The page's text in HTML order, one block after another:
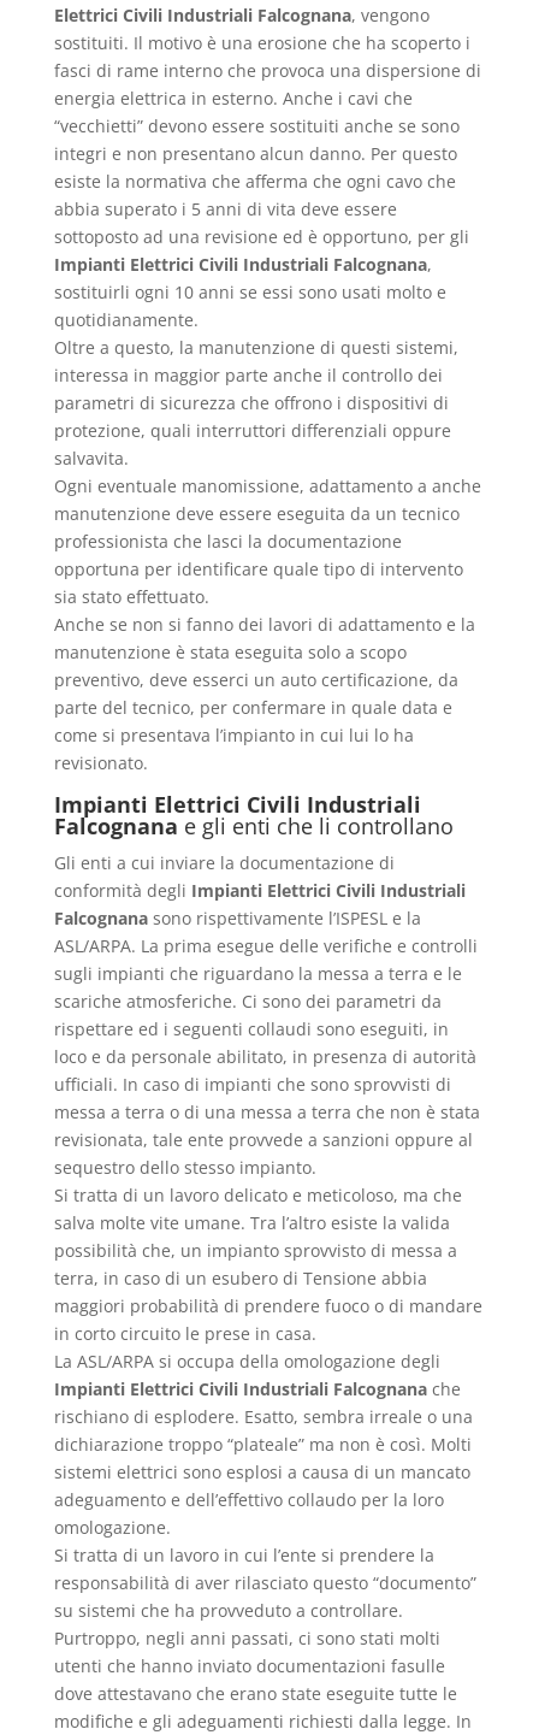
Elettrici Civili Industriali Falcognana, vengono
sostituiti. Il motivo è una erosione che ha scoperto i
fasci di rame interno che provoca una dispersione di
energia elettrica in esterno. Anche i cavi che
“vecchietti” devono essere sostituiti anche se sono
integri e non presentano alcun danno. Per questo
esiste la normativa che afferma che ogni cavo che
abbia superato i 5 anni di vita deve essere
sottoposto ad una revisione ed è opportuno, per gli
Impianti Elettrici Civili Industriali Falcognana,
sostituirli ogni 10 anni se essi sono usati molto e
quotidianamente.
Oltre a questo, la manutenzione di questi sistemi,
interessa in maggior parte anche il controllo dei
parametri di sicurezza che offrono i dispositivi di
protezione, quali interruttori differenziali oppure
salvavita.
Ogni eventuale manomissione, adattamento a anche
manutenzione deve essere eseguita da un tecnico
professionista che lasci la documentazione
opportuna per identificare quale tipo di intervento
sia stato effettuato.
Anche se non si fanno dei lavori di adattamento e la
manutenzione è stata eseguita solo a scopo
preventivo, deve esserci un auto certificazione, da
parte del tecnico, per confermare in quale data e
come si presentava l’impianto in cui lui lo ha
revisionato.
Impianti Elettrici Civili Industriali
Falcognana e gli enti che li controllano
Gli enti a cui inviare la documentazione di
conformità degli Impianti Elettrici Civili Industriali
Falcognanasono rispettivamente l’ISPESL e la
ASL/ARPA. La prima esegue delle verifiche e controlli
sugli impianti che riguardano la messa a terra e le
scariche atmosferiche. Ci sono dei parametri da
rispettare ed i seguenti collaudi sono eseguiti, in
loco e da personale abilitato, in presenza di autorità
ufficiali. In caso di impianti che sono sprovvisti di
messa a terra o di una messa a terra che non è stata
revisionata, tale ente provvede a sanzioni oppure al
sequestro dello stesso impianto.
Si tratta di un lavoro delicato e meticoloso, ma che
salva molte vite umane. Tra l’altro esiste la valida
possibilità che, un impianto sprovvisto di messa a
terra, in caso di un esubero di Tensione abbia
maggiori probabilità di prendere fuoco o di mandare
in corto circuito le prese in casa.
La ASL/ARPA si occupa della omologazione degli
Impianti Elettrici Civili Industriali Falcognanache
rischiano di esplodere. Esatto, sembra irreale o una
dichiarazione troppo “plateale” ma non è così. Molti
sistemi elettrici sono esplosi a causa di un mancato
adeguamento e dell’effettivo collaudo per la loro
omologazione.
Si tratta di un lavoro in cui l’ente si prendere la
responsabilità di aver rilasciato questo “documento”
su sistemi che ha provveduto a controllare.
Purtroppo, negli anni passati, ci sono stati molti
utenti che hanno inviato documentazioni fasulle
dove attestavano che erano state eseguite tutte le
modifiche e gli adeguamenti richiesti dalla legge. In